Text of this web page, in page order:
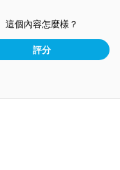
這個內容怎麼樣？
評分